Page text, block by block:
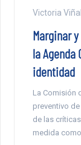
Victoria
Marginar
la Agenda
identidad
La Comisión
preventivo
de las
medida